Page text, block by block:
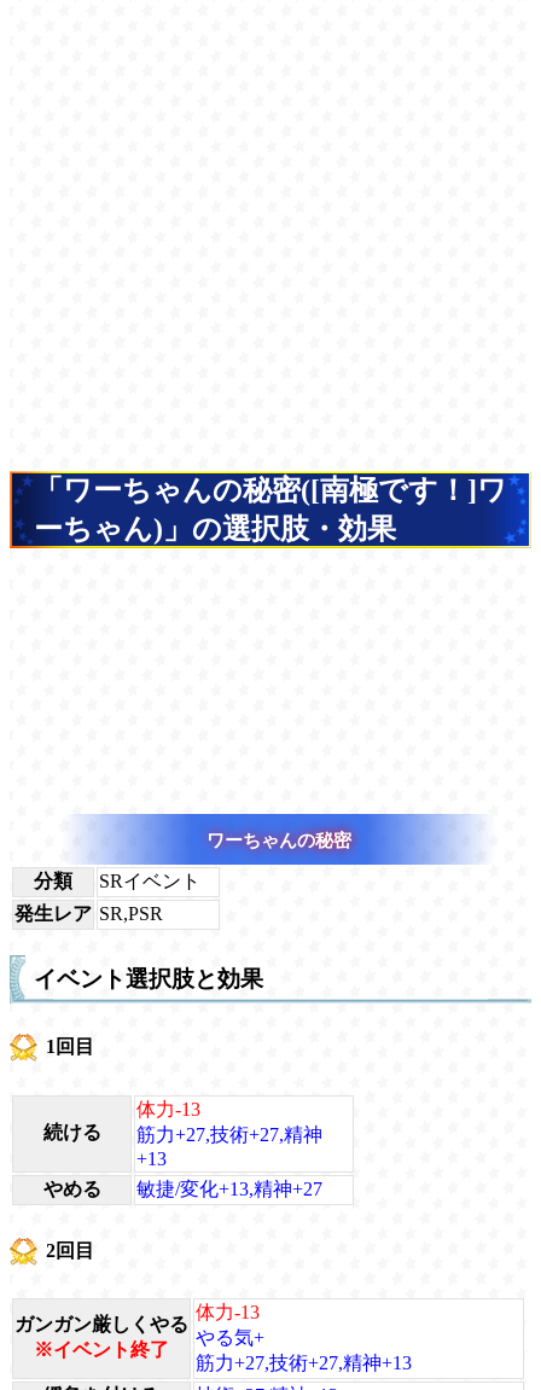
「ワーちゃんの秘密([南極です！]ワ
ーちゃん)」の選択肢・効果
ワーちゃんの秘密
分類
SRイベント
発生レア SR,PSR
イベント選択肢と効果
1回目
続ける
体力-13
筋力+27,技術+27,精神
+13
やめる
敏捷/変化+13,精神+27
2回目
ガンガン厳しくやる
※イベント終了
体力-13
やる気+
筋力+27,技術+27,精神+13